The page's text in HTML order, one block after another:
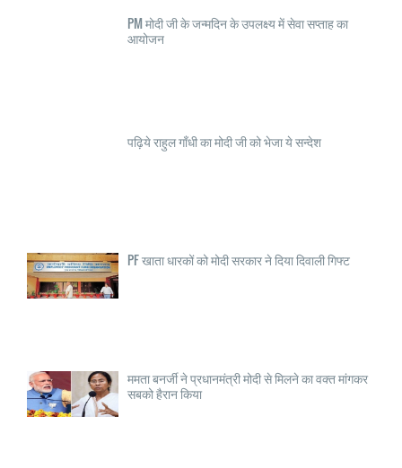
PM मोदी जी के जन्मदिन के उपलक्ष्य में सेवा सप्ताह का
आयोजन
पढ़िये राहुल गाँधी का मोदी जी को भेजा ये सन्देश
PF खाता धारकों को मोदी सरकार ने दिया दिवाली गिफ्ट
ममता बनर्जी ने प्रधानमंत्री मोदी से मिलने का वक्त मांगकर
सबको हैरान किया